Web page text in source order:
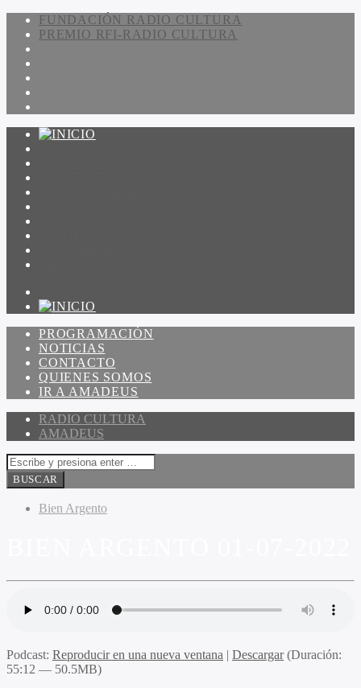
FUNDACIÓN RADIO CULTURA
PREMIO RFI-RADIO CULTURA
PROGRAMACIÓN
NOTICIAS
CONTACTO
QUIENES SOMOS
IR A AMADEUS
RADIO CULTURA
AMADEUS
Bien Argento
Podcast: Reproducir en una nueva ventana | Descargar(Duración:
55:12 — 50.5MB)